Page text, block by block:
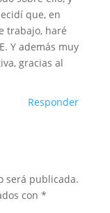
que, en
trabajo, haré
Y además muy
gracias al
Responder
será publicada.
con *